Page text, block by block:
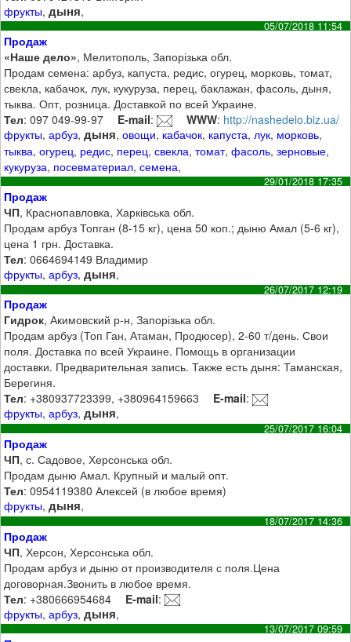
фрукты,дыня,
05/07/2018 11:54
Продаж
«Наше дело», Мелитополь, Запорізька обл.
Продам семена: арбуз, капуста, редис, огурец, морковь, томат,
свекла, кабачок, лук, кукуруза, перец, баклажан, фасоль, дыня,
тыква. Опт, розница. Доставкой по всей Украине.
Тел: 097 049-99-97 E-mail: WWW: http://nashedelo.biz.ua/
фрукты,арбуз,дыня,овощи, кабачок, капуста,лук, морковь,
тыква,огурец, редис, перец,свекла,томат,фасоль,зерновые,
кукуруза, посевматериал,семена,
29/01/2018 17:35
Продаж
ЧП, Краснопавловка, Харківська обл.
Продам арбуз Топган (8-15 кг), цена 50 коп.; дыню Амал (5-6 кг),
цена 1 грн. Доставка.
Тел: 0664694149 Владимир
фрукты,арбуз,дыня,
26/07/2017 12:19
Продаж
Гидрок, Акимовский р-н, Запорізька обл.
Продам арбуз (Топ Ган, Атаман, Продюсер), 2-60 т/день. Свои
поля. Доставка по всей Украине. Помощь в организации
доставки. Предварительная запись. Также есть дыня: Таманская,
Берегиня.
Тел: +380937723399, +380964159663 E-mail:
фрукты,арбуз,дыня,
25/07/2017 16:04
Продаж
ЧП, с. Садовое, Херсонська обл.
Продам дыню Амал. Крупный и малый опт.
Тел: 0954119380 Алексей (в любое время)
фрукты,дыня,
18/07/2017 14:36
Продаж
ЧП, Херсон, Херсонська обл.
Продам арбуз и дыню от производителя с поля.Цена
договорная.Звонить в любое время.
Тел: +380666954684 E-mail:
фрукты,арбуз,дыня,
13/07/2017 09:59